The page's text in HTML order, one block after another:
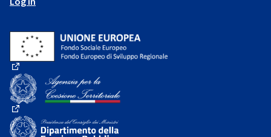
(External link)
(External link)